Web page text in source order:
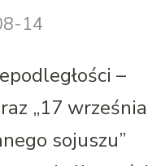
14
–
„17 września
sojuszu”